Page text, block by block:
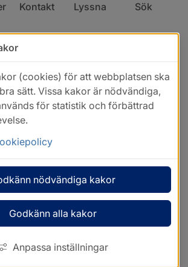
Kontakt Lyssna Sök
(cookies) för att webbplatsen ska
sätt. Vissa kakor är nödvändiga,
för statistik och förbättrad
nödvändiga kakor
Godkänn alla kakor
Anpassa inställningar